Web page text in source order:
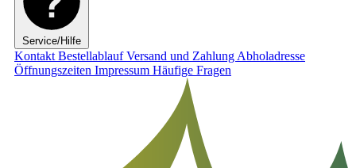
Service/Hilfe
Kontakt BestellablaufVersand und Zahlung Abholadresse
Öffnungszeiten Impressum Häufige Fragen